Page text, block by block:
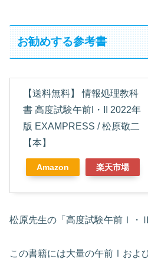
お勧めする参考書
【送料無料】 情報処理教科
書 高度試験午前I・II 2022年
版 EXAMPRESS / 松原敬二
【本】
Amazon 楽天市場
松原先生の「高度試験午前Ⅰ・Ⅱ
この書籍には大量の午前Ⅰおよ